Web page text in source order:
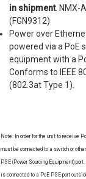
in shipment. NMX-
(FGN9312)
Power over
powered via a PoE
equipment with a
Conforms to IEEE
(802.3at Type 1).
Note: In order for the unit to receive
must be connected to a switch or
PSE (Power Sourcing Equipment)
is connected to a PoE PSE port